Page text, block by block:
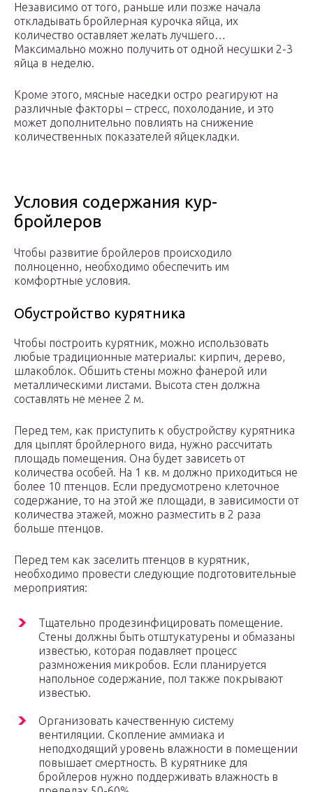
Независимо от того, раньше или позже начала
откладывать бройлерная курочка яйца, их
количество оставляет желать лучшего…
Максимально можно получить от одной несушки 2-3
яйца в неделю.
Кроме этого, мясные наседки остро реагируют на
различные факторы – стресс, похолодание, и это
может дополнительно повлиять на снижение
количественных показателей яйцекладки.
Условия содержания кур-
бройлеров
Чтобы развитие бройлеров происходило
полноценно, необходимо обеспечить им
комфортные условия.
Обустройство курятника
Чтобы построить курятник, можно использовать
любые традиционные материалы: кирпич, дерево,
шлакоблок. Обшить стены можно фанерой или
металлическими листами. Высота стен должна
составлять не менее 2 м.
Перед тем, как приступить к обустройству курятника
для цыплят бройлерного вида, нужно рассчитать
площадь помещения. Она будет зависеть от
количества особей. На 1 кв. м должно приходиться не
более 10 птенцов. Если предусмотрено клеточное
содержание, то на этой же площади, в зависимости от
количества этажей, можно разместить в 2 раза
больше птенцов.
Перед тем как заселить птенцов в курятник,
необходимо провести следующие подготовительные
мероприятия:
Тщательно продезинфицировать помещение.
Стены должны быть отштукатурены и обмазаны
известью, которая подавляет процесс
размножения микробов. Если планируется
напольное содержание, пол также покрывают
известью.
Организовать качественную систему
вентиляции. Скопление аммиака и
неподходящий уровень влажности в помещении
повышает смертность. В курятнике для
бройлеров нужно поддерживать влажность в